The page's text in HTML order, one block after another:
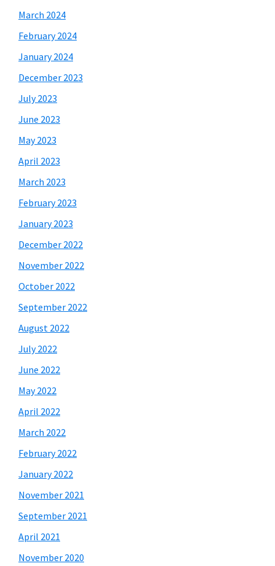
March 2024
February 2024
January 2024
December 2023
July 2023
June 2023
May 2023
April 2023
March 2023
February 2023
January 2023
December 2022
November 2022
October 2022
September 2022
August 2022
July 2022
June 2022
May 2022
April 2022
March 2022
February 2022
January 2022
November 2021
September 2021
April 2021
November 2020